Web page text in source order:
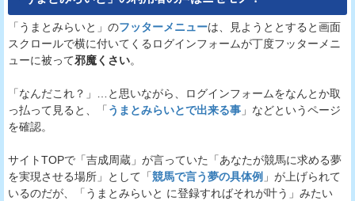
「うまとみらいと」のフッターメニューは、見ようととすると画面
スクロールで横に付いてくるログインフォームが丁度フッターメニ
ューに被って邪魔くさい。
「なんだこれ？」…と思いながら、ログインフォームをなんとか取
っ払って見ると、「 うまとみらいとで出来る事 」などというページ
を確認。
サイトTOPで「吉成周蔵」が言っていた「あなたが競馬に求める夢
を実現させる場所」として「競馬で言う夢の具体例 」が上げられて
いるのだが、「うまとみらいと に登録すればそれが叶う」みたい